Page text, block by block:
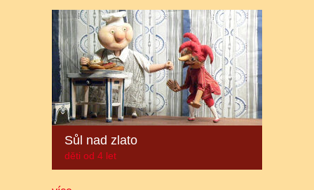
Sůl nad zlato
děti od 4 let